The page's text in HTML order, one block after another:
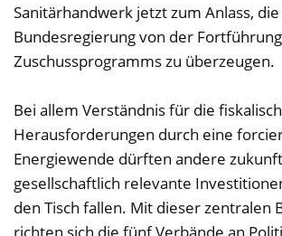
Sanitärhandwerk jetzt zum Anlass, die
Bundesregierung von der
Zuschussprogramms zu überzeugen.
Bei allem Verständnis für die
Herausforderungen durch eine
Energiewende dürften andere
gesellschaftlich relevante
den Tisch fallen. Mit dieser zentralen